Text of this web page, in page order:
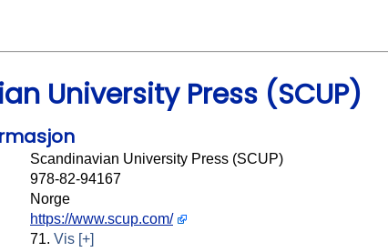
University Press (SCUP)
Scandinavian University Press (SCUP)
978-82-94167
Norge
https://www.scup.com/
71. Vis [+]